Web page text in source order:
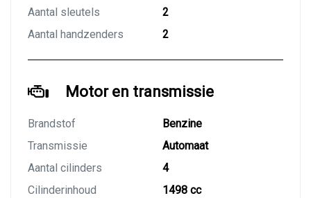
Aantal sleutels
2
Aantal handzenders
2
Motor en transmissie
Brandstof
Benzine
Transmissie
Automaat
Aantal cilinders
4
Cilinderinhoud
1498 cc